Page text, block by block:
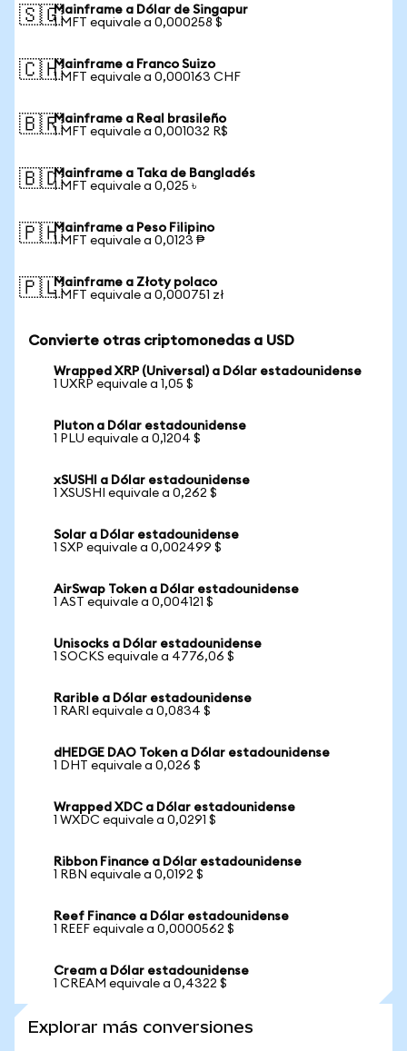
🇸🇬Mainframe a Dólar de Singapur
1 MFT equivale a 0,000258 $
🇨🇭Mainframe a Franco Suizo
1 MFT equivale a 0,000163 CHF
🇧🇷Mainframe a Real brasileño
1 MFT equivale a 0,001032 R$
🇧🇩Mainframe a Taka de Bangladés
1 MFT equivale a 0,025 ৳
🇵🇭Mainframe a Peso Filipino
1 MFT equivale a 0,0123 ₱
🇵🇱Mainframe a Złoty polaco
1 MFT equivale a 0,000751 zł
Convierte otras criptomonedas a USD
Wrapped XRP (Universal) a Dólar estadounidense
1 UXRP equivale a 1,05 $
Pluton a Dólar estadounidense
1 PLU equivale a 0,1204 $
xSUSHI a Dólar estadounidense
1 XSUSHI equivale a 0,262 $
Solar a Dólar estadounidense
1 SXP equivale a 0,002499 $
AirSwap Token a Dólar estadounidense
1 AST equivale a 0,004121 $
Unisocks a Dólar estadounidense
1 SOCKS equivale a 4776,06 $
Rarible a Dólar estadounidense
1 RARI equivale a 0,0834 $
dHEDGE DAO Token a Dólar estadounidense
1 DHT equivale a 0,026 $
Wrapped XDC a Dólar estadounidense
1 WXDC equivale a 0,0291 $
Ribbon Finance a Dólar estadounidense
1 RBN equivale a 0,0192 $
Reef Finance a Dólar estadounidense
1 REEF equivale a 0,0000562 $
Cream a Dólar estadounidense
1 CREAM equivale a 0,4322 $
Explorar más conversiones